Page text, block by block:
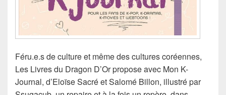
Féru.e.s de culture et même des cultures coréennes,
Les Livres du Dragon D’Or propose avec Mon K-
Journal, d’Eloïse Sacré et Salomé Billon, illustré par